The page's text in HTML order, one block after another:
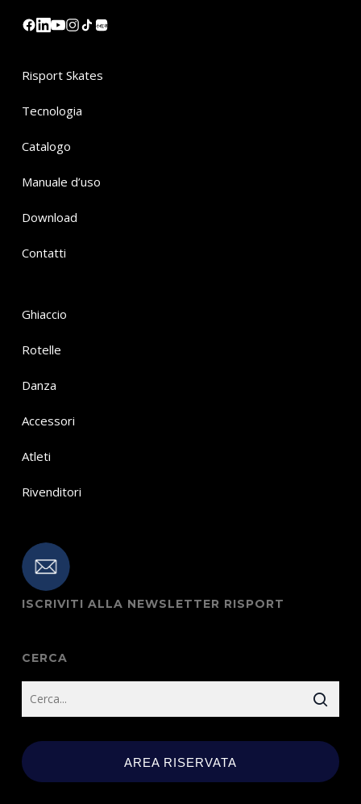
小红书
Risport Skates
Tecnologia
Catalogo
Manuale d’uso
Download
Contatti
Ghiaccio
Rotelle
Danza
Accessori
Atleti
Rivenditori
ISCRIVITI ALLA NEWSLETTER RISPORT
CERCA
AREA RISERVATA